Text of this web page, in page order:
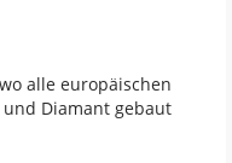
alle europäischen
Diamant gebaut